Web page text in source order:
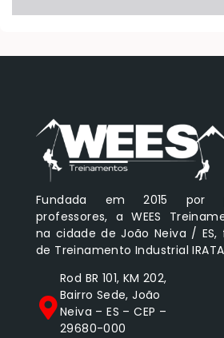
Fundada em 2015 por
professores, a WEES
na cidade de João Neiva / ES,
de Treinamento Industrial
Rod BR 101, KM 202,
Bairro Sede, João
Neiva – ES – CEP –
29680-000